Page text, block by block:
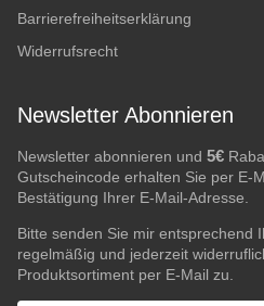
Barrierefreiheitserklärung
Widerrufsrecht
Newsletter Abonnieren
Newsletter abonnieren und 5€
Gutscheincode erhalten Sie per E-
Bestätigung Ihrer E-Mail-Adresse.
Bitte senden Sie mir entsprechend
regelmäßig und jederzeit
Produktsortiment per E-Mail zu.